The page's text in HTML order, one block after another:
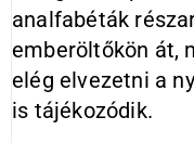
analfabéták
emberöltőkön át,
elég elvezetni a
is tájékozódik.